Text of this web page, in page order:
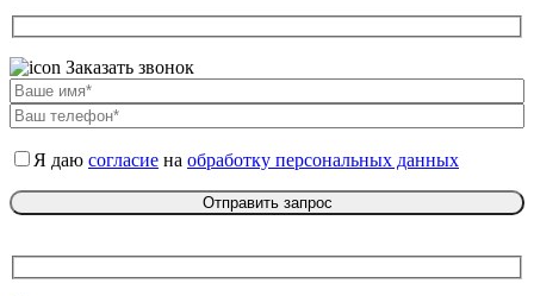
Заказать звонок
Я даю согласие на обработку персональных данных